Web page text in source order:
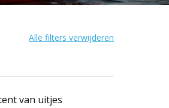
Alle filters verwijderen
van uitjes